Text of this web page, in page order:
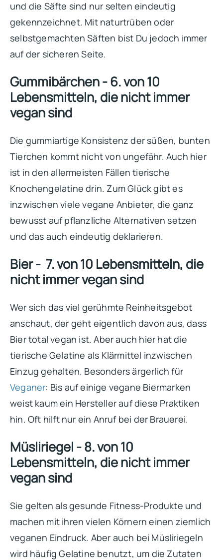
und die Säfte sind nur selten eindeutig
gekennzeichnet. Mit naturtrüben oder
selbstgemachten Säften bist Du jedoch immer
auf der sicheren Seite.
Gummibärchen - 6. von 10
Lebensmitteln, die nicht immer
vegan sind
Die gummiartige Konsistenz der süßen, bunten
Tierchen kommt nicht von ungefähr. Auch hier
ist in den allermeisten Fällen tierische
Knochengelatine drin. Zum Glück gibt es
inzwischen viele vegane Anbieter, die ganz
bewusst auf pflanzliche Alternativen setzen
und das auch eindeutig deklarieren.
Bier - 7. von 10 Lebensmitteln, die
nicht immer vegan sind
Wer sich das viel gerühmte Reinheitsgebot
anschaut, der geht eigentlich davon aus, dass
Bier total vegan ist. Aber auch hier hat die
tierische Gelatine als Klärmittel inzwischen
Einzug gehalten. Besonders ärgerlich für
Veganer: Bis auf einige vegane Biermarken
weist kaum ein Hersteller auf diese Praktiken
hin. Oft hilft nur ein Anruf bei der Brauerei.
Müsliriegel - 8. von 10
Lebensmitteln, die nicht immer
vegan sind
Sie gelten als gesunde Fitness-Produkte und
machen mit ihren vielen Körnern einen ziemlich
veganen Eindruck. Aber auch bei Müsliriegeln
wird häufig Gelatine benutzt, um die Zutaten